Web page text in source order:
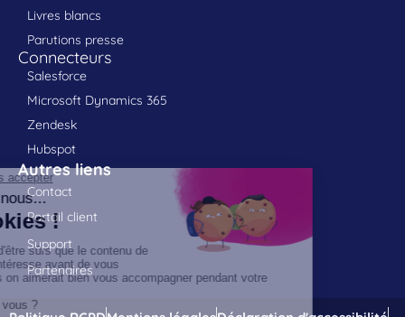
Livres blancs
Parutions presse
Connecteurs
Salesforce
Microsoft Dynamics 365
Zendesk
Hubspot
Autres liens
Contact
Portail client
Support
Partenaires